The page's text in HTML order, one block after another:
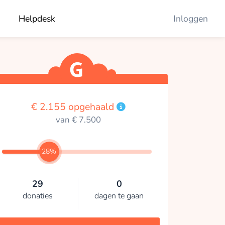
Helpdesk Inloggen
€ 2.155 opgehaald
van € 7.500
28%
29
donaties
0
dagen te gaan